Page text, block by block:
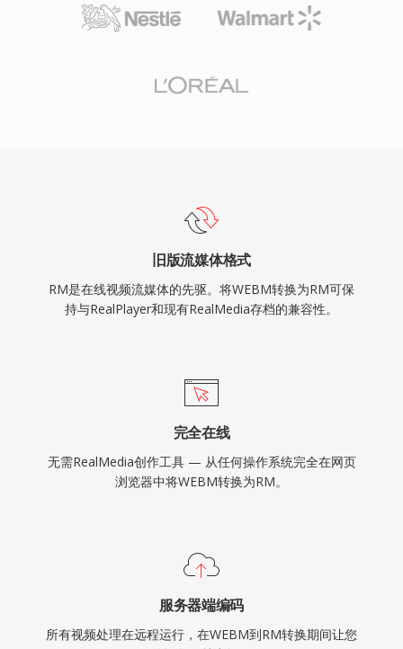
时被认为令人印象深刻，能在仅20-30 kbps的比
互联网时代的存档中，包括在其鼎盛时期采用
旧版流媒体格式
RM是在线视频流媒体的先驱。将WEBM转换为RM可保
持与RealPlayer和现有RealMedia存档的兼容性。
完全在线
无需RealMedia创作工具 — 从任何操作系统完全在网页
浏览器中将WEBM转换为RM。
服务器端编码
所有视频处理在远程运行，在WEBM到RM转换期间让您